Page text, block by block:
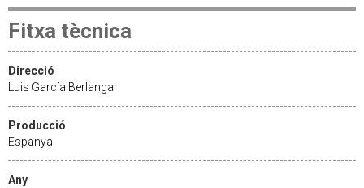
Fitxa tècnica
Direcció
Luis García Berlanga
Producció
Espanya
Any